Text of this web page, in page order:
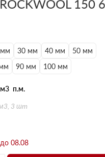
150
30 мм 40 мм
50 мм
90 мм 100 мм
м3 п.м.
м3, 3 шт
08.08